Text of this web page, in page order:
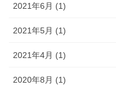
2021年6月 (1)
2021年5月 (1)
2021年4月 (1)
2020年8月 (1)